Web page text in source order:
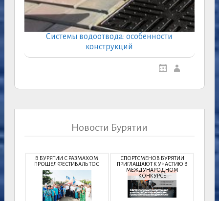
Системы водоотвода: особенности
конструкций
Новости Бурятии
В БУРЯТИИ С РАЗМАХОМ
ПРОШЕЛ ФЕСТИВАЛЬ ТОС
СПОРТСМЕНОВ БУРЯТИИ
ПРИГЛАШАЮТ К УЧАСТИЮ В
МЕЖДУНАРОДНОМ
КОНКУРСЕ